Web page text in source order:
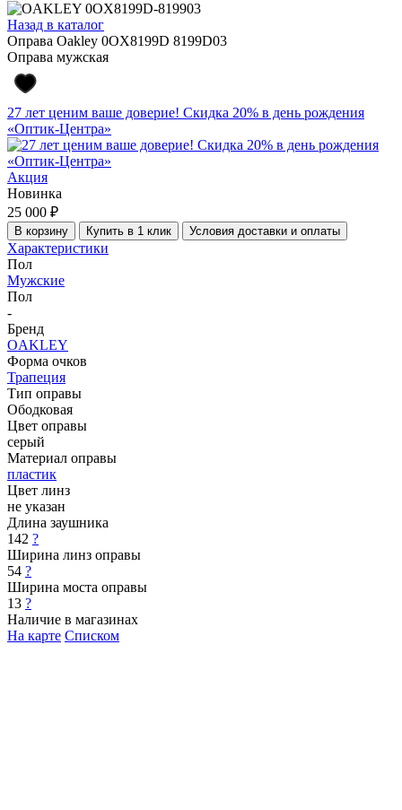
Назад в каталог
Оправа Oakley 0OX8199D 8199D03
Оправа мужская
27 лет ценим ваше доверие! Скидка 20% в день рождения
«Оптик-Центра»
Акция
Новинка
25 000 ₽
В корзину Купить в 1 клик Условия доставки и оплаты
Характеристики
Пол
Мужские
Пол
-
Бренд
OAKLEY
Форма очков
Трапеция
Тип оправы
Ободковая
Цвет оправы
серый
Материал оправы
пластик
Цвет линз
не указан
Длина заушника
142 ?
Ширина линз оправы
54 ?
Ширина моста оправы
13 ?
Наличие в магазинах
На карте Списком